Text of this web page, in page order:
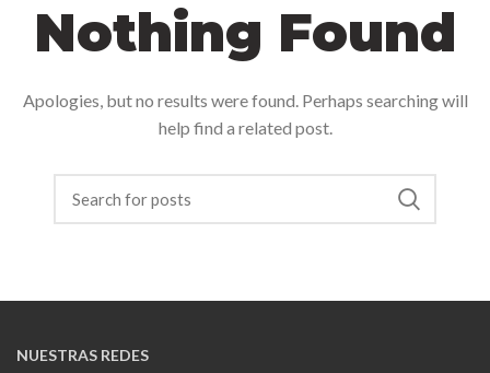
Nothing Found
Apologies, but no results were found. Perhaps searching will
help find a related post.
NUESTRAS REDES